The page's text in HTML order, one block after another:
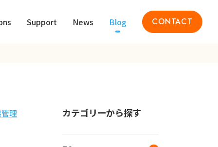
Support News Blog CONTACT
カテゴリーから探す
理